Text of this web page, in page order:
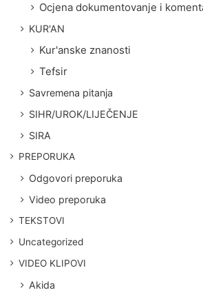
Ocjena dokumentovanje i
KUR'AN
Kur'anske znanosti
Tefsir
Savremena pitanja
SIHR/UROK/LIJEČENJE
SIRA
PREPORUKA
Odgovori preporuka
Video preporuka
TEKSTOVI
Uncategorized
VIDEO KLIPOVI
Akida